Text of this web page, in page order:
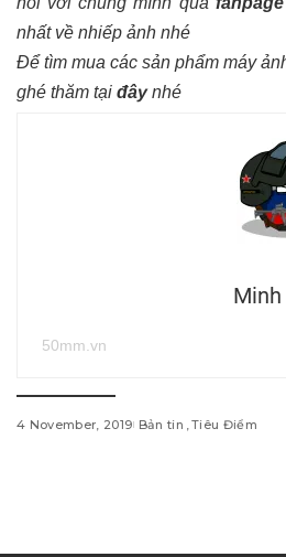
nhất về nhiếp ảnh nhé
Để tìm mua các sản phẩm máy
ghé thăm tại đâynhé
Minh
50mm.vn
4 November, 2019 Bản tin Tiêu Điểm
n